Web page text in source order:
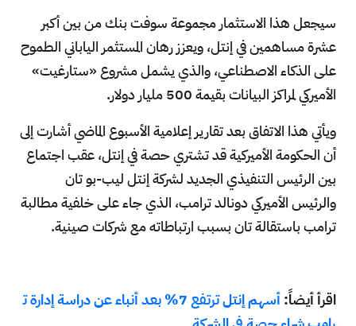
سيجعل هذا الاستثمار مجموعة سوفت بنك من بين أكبر
عشرة مساهمين في إنتل، ويعزز رهان المستثمر الياباني الطموح
على الذكاء الاصطناعي، والذي يشمل مشروع «ستارغيت»
الأميركي لمراكز البيانات بقيمة 500 مليار دولار.
ويأتي هذا الاتفاق بعد تقارير إعلامية الأسبوع الماضي أشارت إلى
أن الحكومة الأميركية قد تشتري حصة في إنتل، عقب اجتماع
بين الرئيس التنفيذي الجديد لشركة إنتل ليب-بو تان
والرئيس الأميركي دونالد ترامب، الذي جاء على خلفية مطالبة
ترامب باستقالة تان بسبب ارتباطاته مع شركات صينية.
اقرأ أيضاً:
أسهم إنتل ترتفع 7% بعد أنباء عن دراسة إدارة ت